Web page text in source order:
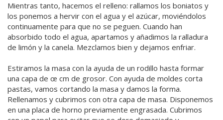
Mientras tanto, hacemos el relleno: rallamos los boniatos y
los ponemos a hervir con el agua y el azúcar, moviéndolos
continuamente para que no se peguen. Cuando han
absorbido todo el agua, apartamos y añadimos la ralladura
de limón y la canela. Mezclamos bien y dejamos enfriar.
Estiramos la masa con la ayuda de un rodillo hasta formar
una capa de œ cm de grosor. Con ayuda de moldes corta
pastas, vamos cortando la masa y damos la forma.
Rellenamos y cubrimos con otra capa de masa. Disponemos
en una placa de horno previamente engrasada. Cubrimos